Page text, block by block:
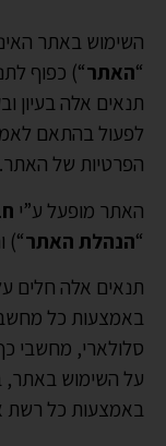
השימוש באתר
“האתר“) כפוף
תנאים אלה בעיון
לפעול בהתאם
הפרטיות של האתר.
האתר מופעל ע”י
“הנהלת האתר“)
תנאים אלה חלים
באמצעות כל
סלולארי, מחשבי
על השימוש באתר,
באמצעות כל רשת